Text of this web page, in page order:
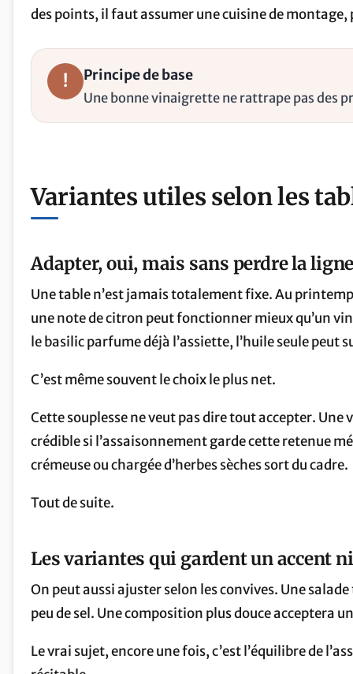
des points, il faut assumer une cuisine de montage,
! Principe de base
Une bonne vinaigrette ne rattrape pas des
Variantes utiles selon les
Adapter, oui, mais sans perdre la
Une table n’est jamais totalement fixe. Au
une note de citron peut fonctionner mieux qu’un
le basilic parfume déjà l’assiette, l’huile seule peut
C’est même souvent le choix le plus net.
Cette souplesse ne veut pas dire tout accepter.
crédible si l’assaisonnement garde cette retenue
crémeuse ou chargée d’herbes sèches sort du cadre.
Tout de suite.
Les variantes qui gardent un accent
On peut aussi ajuster selon les convives. Une
peu de sel. Une composition plus douce acceptera
Le vrai sujet, encore une fois, c’est l’équilibre de